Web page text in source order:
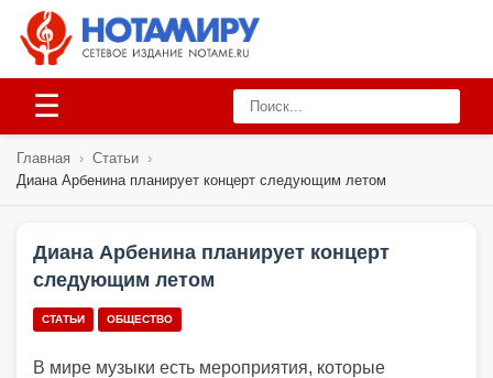
☰
Главная › Статьи ›
Диана Арбенина планирует концерт следующим летом
Диана Арбенина планирует концерт
следующим летом
СТАТЬИ ОБЩЕСТВО
В мире музыки есть мероприятия, которые